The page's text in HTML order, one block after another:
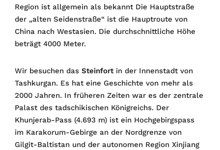
Region ist allgemein als bekannt Die Hauptstraße
der „alten Seidenstraße“ ist die Hauptroute von
China nach Westasien. Die durchschnittliche Höhe
beträgt 4000 Meter.
Wir besuchen das Steinfortin der Innenstadt von
Tashkurgan. Es hat eine Geschichte von mehr als
2000 Jahren. In früheren Zeiten war es der zentrale
Palast des tadschikischen Königreichs. Der
Khunjerab-Pass (4.693 m) ist ein Hochgebirgspass
im Karakorum-Gebirge an der Nordgrenze von
Gilgit-Baltistan und der autonomen Region Xinjiang